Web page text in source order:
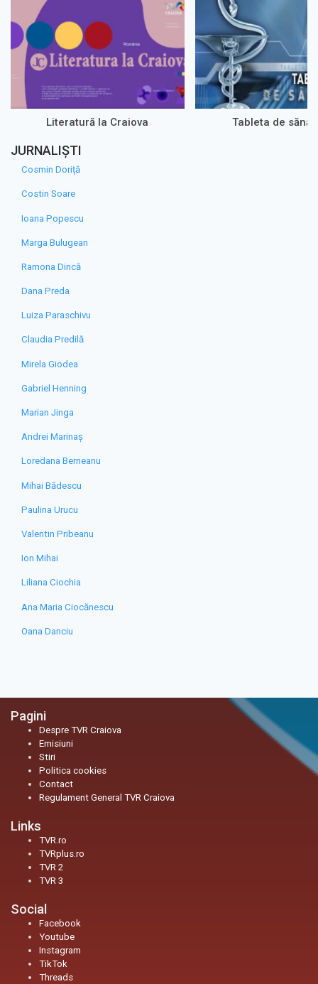
Literatură la Craiova Tableta de
JURNALIȘTI
Cosmin Doriță
Costin Soare
Ioana Popescu
Marga Bulugean
Ramona Dincă
Dana Preda
Luiza Paraschivu
Claudia Predilă
Mirela Giodea
Gabriel Henning
Marian Jinga
Andrei Marinaș
Loredana Berneanu
Mihai Bădescu
Paulina Urucu
Valentin Pribeanu
Ion Mihai
Liliana Ciochia
Ana Maria Ciocănescu
Oana Danciu
Pagini
Despre TVR Craiova
Emisiuni
Stiri
Politica cookies
Contact
Regulament General TVR Craiova
Links
TVR.ro
TVRplus.ro
TVR 2
TVR 3
Social
Facebook
Youtube
Instagram
TikTok
Threads